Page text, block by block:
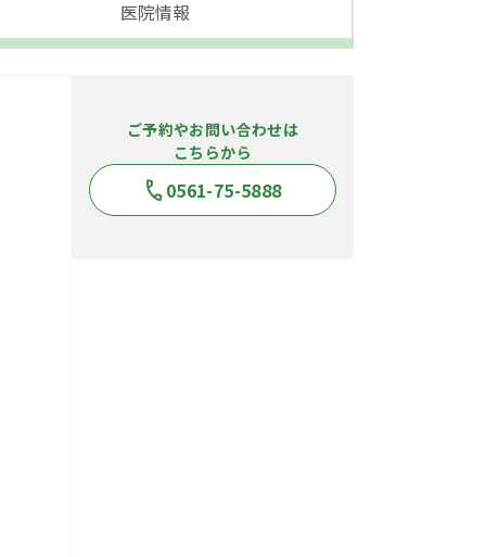
医院情報
ご予約やお問い合わせは
こちらから
0561-75-5888